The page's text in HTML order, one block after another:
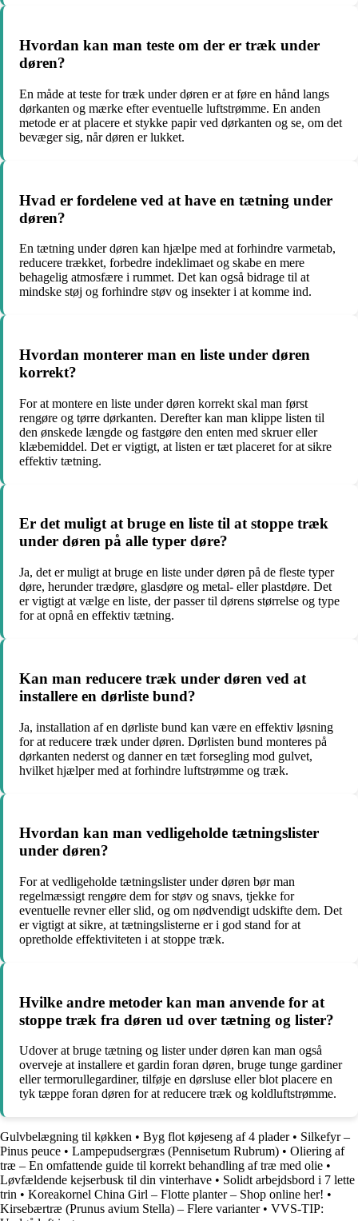
Hvordan kan man teste om der er træk under
døren?
En måde at teste for træk under døren er at føre en hånd langs
dørkanten og mærke efter eventuelle luftstrømme. En anden
metode er at placere et stykke papir ved dørkanten og se, om det
bevæger sig, når døren er lukket.
Hvad er fordelene ved at have en tætning under
døren?
En tætning under døren kan hjælpe med at forhindre varmetab,
reducere trækket, forbedre indeklimaet og skabe en mere
behagelig atmosfære i rummet. Det kan også bidrage til at
mindske støj og forhindre støv og insekter i at komme ind.
Hvordan monterer man en liste under døren
korrekt?
For at montere en liste under døren korrekt skal man først
rengøre og tørre dørkanten. Derefter kan man klippe listen til
den ønskede længde og fastgøre den enten med skruer eller
klæbemiddel. Det er vigtigt, at listen er tæt placeret for at sikre
effektiv tætning.
Er det muligt at bruge en liste til at stoppe træk
under døren på alle typer døre?
Ja, det er muligt at bruge en liste under døren på de fleste typer
døre, herunder trædøre, glasdøre og metal- eller plastdøre. Det
er vigtigt at vælge en liste, der passer til dørens størrelse og type
for at opnå en effektiv tætning.
Kan man reducere træk under døren ved at
installere en dørliste bund?
Ja, installation af en dørliste bund kan være en effektiv løsning
for at reducere træk under døren. Dørlisten bund monteres på
dørkanten nederst og danner en tæt forsegling mod gulvet,
hvilket hjælper med at forhindre luftstrømme og træk.
Hvordan kan man vedligeholde tætningslister
under døren?
For at vedligeholde tætningslister under døren bør man
regelmæssigt rengøre dem for støv og snavs, tjekke for
eventuelle revner eller slid, og om nødvendigt udskifte dem. Det
er vigtigt at sikre, at tætningslisterne er i god stand for at
opretholde effektiviteten i at stoppe træk.
Hvilke andre metoder kan man anvende for at
stoppe træk fra døren ud over tætning og lister?
Udover at bruge tætning og lister under døren kan man også
overveje at installere et gardin foran døren, bruge tunge gardiner
eller termorullegardiner, tilføje en dørsluse eller blot placere en
tyk tæppe foran døren for at reducere træk og koldluftstrømme.
Gulvbelægning til køkken • Byg flot køjeseng af 4 plader• Silkefyr –
Pinus peuce • Lampepudsergræs (Pennisetum Rubrum) • Oliering af
træ – En omfattende guide til korrekt behandling af træ med olie •
Løvfældende kejserbusk til din vinterhave • Solidt arbejdsbord i 7 lette
trin • Koreakornel China Girl – Flotte planter – Shop online her! •
Kirsebærtræ (Prunus avium Stella) – Flere varianter• VVS-TIP: